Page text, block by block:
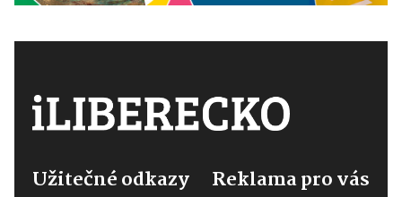
Užitečné odkazy Reklama pro vás